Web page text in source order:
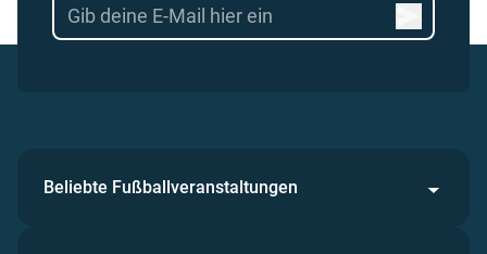
Beliebte Fußballveranstaltungen